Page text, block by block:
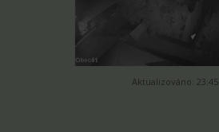
Aktualizováno: 23:45